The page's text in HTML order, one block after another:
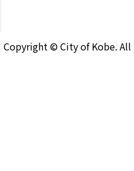
Copyright © City of Kobe. All